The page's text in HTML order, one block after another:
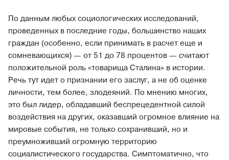
По данным любых социологических исследований,
проведенных в последние годы, большинство наших
граждан (особенно, если принимать в расчет еще и
сомневающихся) — от 51 до 78 процентов — считают
положительной роль «товарища Сталина» в истории.
Речь тут идет о признании его заслуг, а не об оценке
личности, тем более, злодеяний. По мнению многих,
это был лидер, обладавший беспрецедентной силой
воздействия на других, оказавший огромное влияние на
мировые события, не только сохранивший, но и
преумноживший огромную территорию
социалистического государства. Симптоматично, что